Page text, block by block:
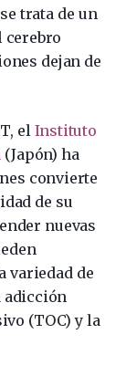
trata de un
cerebro
dejan de
el Instituto
(Japón) ha
convierte
de su
nuevas
variedad de
adicción
(TOC) y la